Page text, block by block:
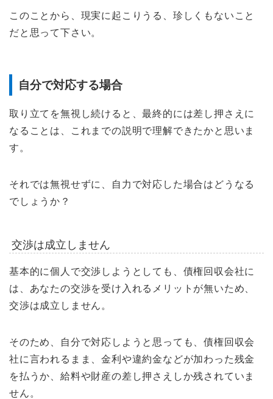
このことから、現実に起こりうる、珍しくもないこと
だと思って下さい。
自分で対応する場合
取り立てを無視し続けると、最終的には差し押さえに
なることは、これまでの説明で理解できたかと思いま
す。
それでは無視せずに、自力で対応した場合はどうなる
でしょうか？
交渉は成立しません
基本的に個人で交渉しようとしても、債権回収会社に
は、あなたの交渉を受け入れるメリットが無いため、
交渉は成立しません。
そのため、自分で対応しようと思っても、債権回収会
社に言われるまま、金利や違約金などが加わった残金
を払うか、給料や財産の差し押さえしか残されていま
せん。